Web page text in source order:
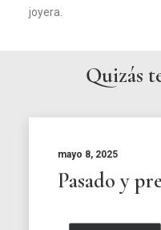
joyera.
Quizás
mayo 8, 2025
Pasado y